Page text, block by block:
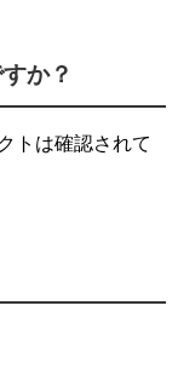
か？
トは確認されて